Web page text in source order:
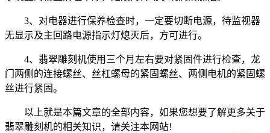
3、对电器进行保养检查时，一定要切断电源，待监视器
无显示及主回路电源指示灯熄灭后，方可进行。
4、翡翠雕刻机使用三个月左右要对紧固件进行检查，龙
门两侧的连接螺丝、丝杠螺母的紧固螺丝、两侧电机的紧固螺
丝进行紧固。
以上就是本篇文章的全部内容，如果您想要了解更多关于
翡翠雕刻机的相关知识，请关注本网站!